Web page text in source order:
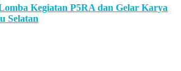
Kegiatan P5RA dan Gelar Karya
Selatan